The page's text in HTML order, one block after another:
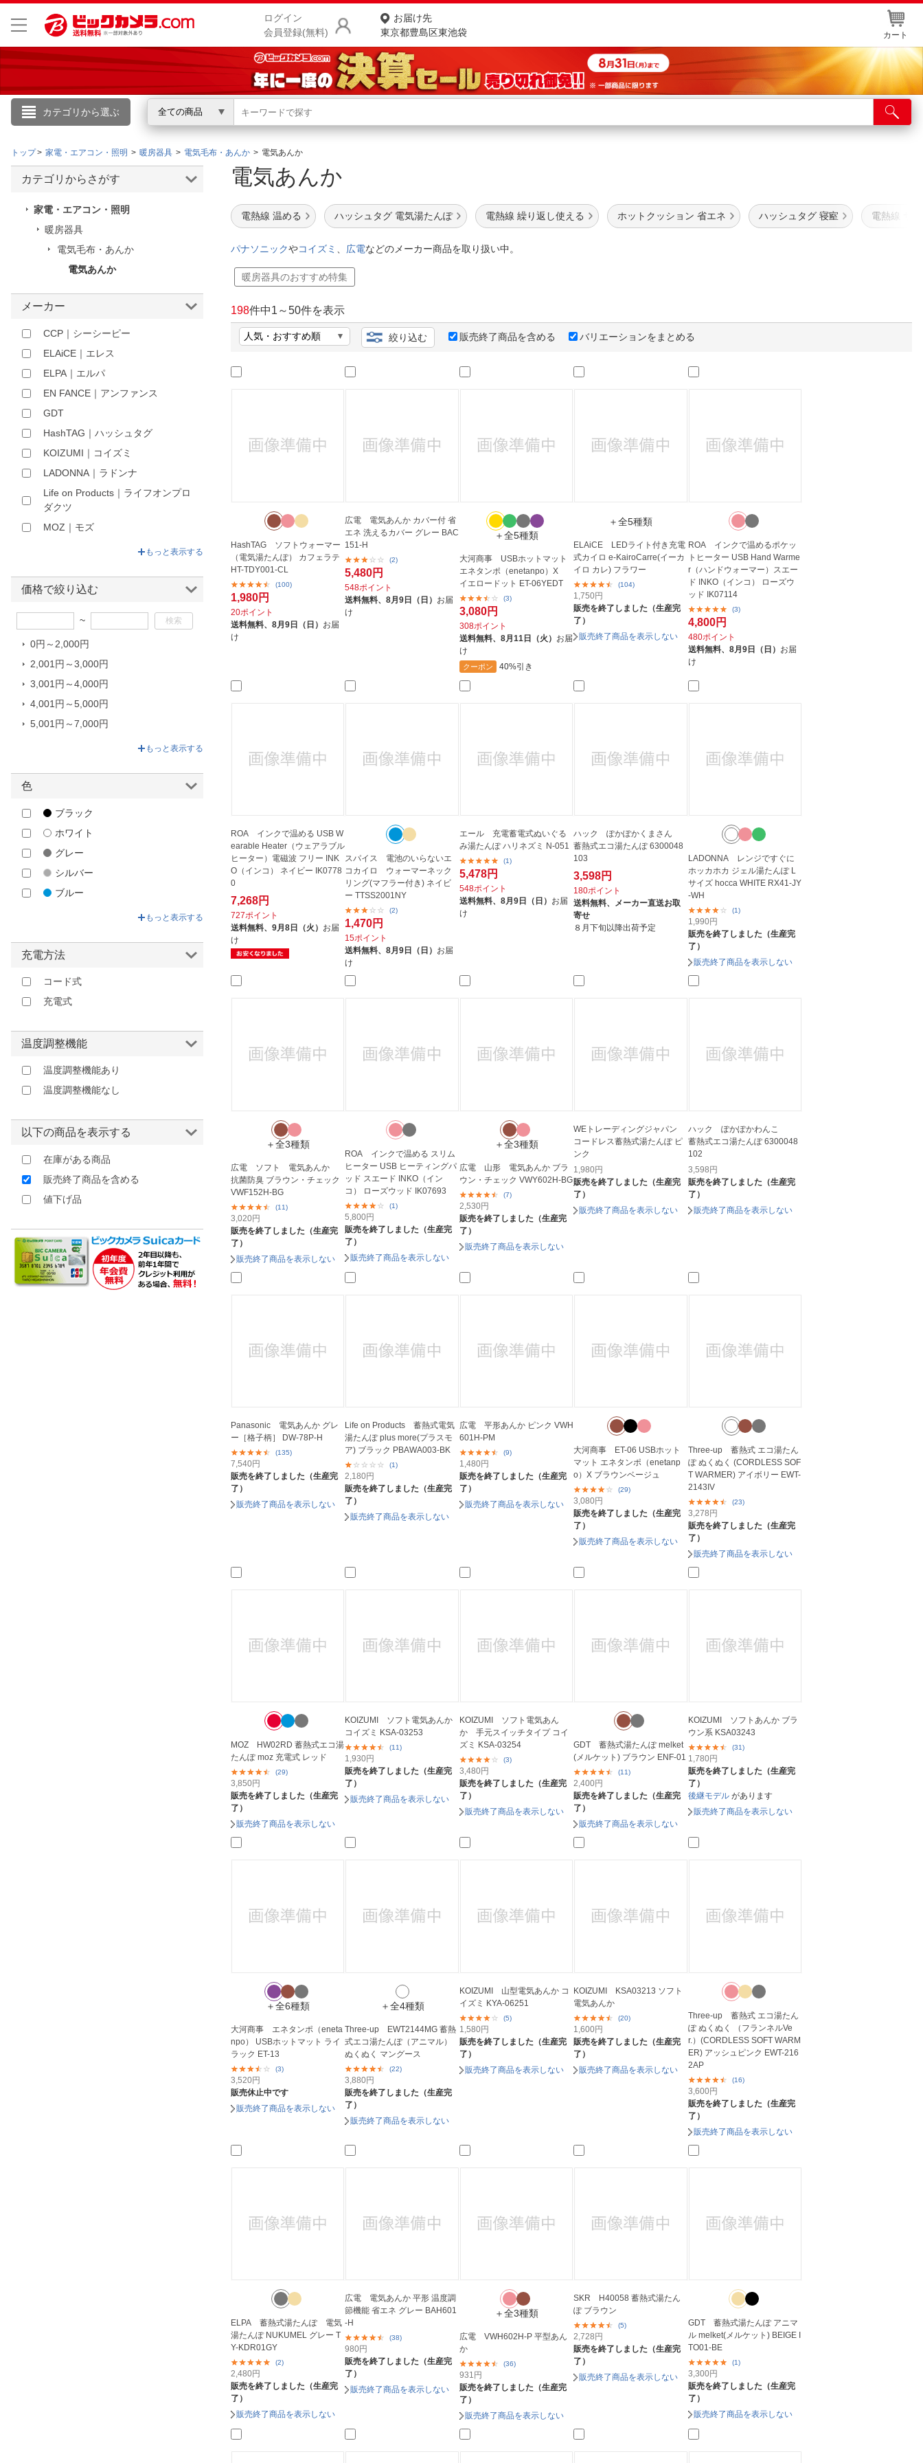
ログイン
会員登録(無料)
お届け先
東京都豊島区東池袋
カート
カテゴリから選ぶ 全ての商品
こんにちは
ログイン
会員メニュー
お買いもの履歴
閲覧履歴
お知らせ
お客様サポート
ご利用規約
店舗情報・店舗一覧
IR情報
トップ 家電・エアコン・照明 暖房器具 電気毛布・あんか 電気あんか
電気あんか
電熱線 温める ハッシュタグ 電気湯たんぽ 電熱線 繰り返し使える ホットクッション 省エネ ハッシュタグ 寝室 電熱線 サ
パナソニックやコイズミ 広電などのメーカー商品を取り扱い中。
暖房器具のおすすめ特集
198件中1 ～50件を表示
絞り込む 販売終了商品を含める バリエーションをまとめる
HashTAG ソフトウォーマー
（電気湯たんぽ） カフェラテ
HT-TDY001-CL
(100)
1,980円
20ポイント
送料無料、 8月9日（日） お届
け
広電 電気あんか カバー付 省
エネ 洗えるカバー グレー BAC
151-H
(2)
5,480円
548ポイント
送料無料、8月9日（日） お届
け
＋全5種類
大河商事 USBホットマット
エネタンポ（enetanpo）X
イエロードット ET-06YEDT
(3)
3,080円
308ポイント
送料無料、 8月11日（火） お届
け
クーポン 40%引き
＋全5種類
ELAiCE LEDライト付き充電
式カイロ e-KairoCarre(イーカ
イロ カレ) フラワー
(104)
1,750円
販売を終了しました（生産完
了）
販売終了商品を表示しない
ROA インクで温めるポケッ
トヒーター USB Hand Warme
r（ハンドウォーマー）スエー
ド INKO（インコ） ローズウ
ッド IK07114
(3)
4,800円
480ポイント
送料無料、 8月9日（日） お届
け
ROA インクで温める USB W
earable Heater（ウェアラブル
ヒーター）電磁波 フリー INK
O（インコ） ネイビー IK0778
0
7,268円
727ポイント
送料無料、 9月8日（火） お届
け
スパイス 電池のいらないエ
コカイロ ウォーマーネック
リング(マフラー付き) ネイビ
ー TTSS2001NY
(2)
1,470円
15ポイント
送料無料、8月9日（日） お届
け
エール 充電蓄電式ぬいぐる
み湯たんぽ ハリネズミ N-051
(1)
5,478円
548ポイント
送料無料、 8月9日（日） お届
け
ハック ぽかぽかくまさん
蓄熱式エコ湯たんぽ 6300048
103
3,598円
180ポイント
送料無料、 メーカー直送お取
寄せ
８月下旬以降出荷予定
LADONNA レンジですぐに
ホッカホカ ジェル湯たんぽ L
サイズ hocca WHITE RX41-JY
-WH
(1)
1,990円
販売を終了しました（生産完
了）
販売終了商品を表示しない
＋全3種類
広電 ソフト 電気あんか
抗菌防臭 ブラウン・チェック
VWF152H-BG
(11)
3,020円
販売を終了しました（生産完
了）
販売終了商品を表示しない
ROA インクで温める スリム
ヒーター USB ヒーティングパ
ッド スエード INKO（イン
コ） ローズウッド IK07693
(1)
5,800円
販売を終了しました（生産完
了）
販売終了商品を表示しない
＋全3種類
広電 山形 電気あんか ブラ
ウン・チェック VWY602H-BG
(7)
2,530円
販売を終了しました（生産完
了）
販売終了商品を表示しない
WEトレーディングジャパン
コードレス蓄熱式湯たんぽ ピ
ンク
1,980円
販売を終了しました（生産完
了）
販売終了商品を表示しない
ハック ぽかぽかわんこ
蓄熱式エコ湯たんぽ 6300048
102
3,598円
販売を終了しました（生産完
了）
販売終了商品を表示しない
Panasonic 電気あんか グレ
ー［格子柄］ DW-78P-H
(135)
7,540円
販売を終了しました（生産完
了）
販売終了商品を表示しない
Life on Products 蓄熱式電気
湯たんぽ plus more(プラスモ
ア) ブラック PBAWA003-BK
(1)
2,180円
販売を終了しました（生産完
了）
販売終了商品を表示しない
広電 平形あんか ピンク VWH
601H-PM
(9)
1,480円
販売を終了しました（生産完
了）
販売終了商品を表示しない
大河商事 ET-06 USBホット
マット エネタンポ（enetanp
o）X ブラウンベージュ
(29)
3,080円
販売を終了しました（生産完
了）
販売終了商品を表示しない
Three-up 蓄熱式 エコ湯たん
ぽ ぬくぬく (CORDLESS SOF
T WARMER) アイボリー EWT-
2143IV
(23)
3,278 円
販売を終了しました（生産完
了）
販売終了商品を表示しない
MOZ HW02RD 蓄熱式エコ湯
たんぽ moz 充電式 レッド
(29)
3,850円
販売を終了しました（生産完
了）
販売終了商品を表示しない
KOIZUMI ソフト電気あんか
コイズミ KSA-03253
(11)
1,930円
販売を終了しました（生産完
了）
販売終了商品を表示しない
KOIZUMI ソフト電気あん
か 手元スイッチタイプ コイ
ズミ KSA-03254
(3)
3,480円
販売を終了しました（生産完
了）
販売終了商品を表示しない
GDT 蓄熱式湯たんぽ melket
(メルケット) ブラウン ENF-01
(11)
2,400円
販売を終了しました（生産完
了）
販売終了商品を表示しない
KOIZUMI ソフトあんか ブラ
ウン系 KSA03243
(31)
1,780円
販売を終了しました（生産完
了）
後継モデルがあります
販売終了商品を表示しない
＋全6種類
大河商事 エネタンポ（eneta
npo） USBホットマット ライ
ラック ET-13
(3)
3,520円
販売休止中です
販売終了商品を表示しない
＋全4種類
Three-up EWT2144MG 蓄熱
式エコ湯たんぽ（アニマル）
ぬくぬく マングース
(22)
3,880円
販売を終了しました（生産完
了）
販売終了商品を表示しない
KOIZUMI 山型電気あんか コ
イズミ KYA-06251
(5)
1,580円
販売を終了しました（生産完
了）
販売終了商品を表示しない
KOIZUMI KSA03213 ソフト
電気あんか
(20)
1,600円
販売を終了しました（生産完
了）
販売終了商品を表示しない
Three-up 蓄熱式 エコ湯たん
ぽ ぬくぬく （フランネルVe
r.）(CORDLESS SOFT WARM
ER) アッシュピンク EWT-216
2AP
(16)
3,600円
販売を終了しました（生産完
了）
販売終了商品を表示しない
ELPA 蓄熱式湯たんぽ 電気
湯たんぽ NUKUMEL グレー T
Y-KDR01GY
(2)
2,480円
販売を終了しました（生産完
了）
販売終了商品を表示しない
広電 電気あんか 平形 温度調
節機能 省エネ グレー BAH601
-H
(38)
980円
販売を終了しました（生産完
了）
販売終了商品を表示しない
＋全3種類
広電 VWH602H-P 平型あん
か
(36)
931 円
販売を終了しました（生産完
了）
販売終了商品を表示しない
SKR H40058 蓄熱式湯たん
ぽ ブラウン
(5)
2,728 円
販売を終了しました（生産完
了）
販売終了商品を表示しない
GDT 蓄熱式湯たんぽ アニマ
ル melket(メルケット) BEIGE I
TO01-BE
(1)
3,300円
販売を終了しました（生産完
了）
販売終了商品を表示しない
カテゴリからさがす
家電・エアコン・照明
暖房器具
電気毛布・あんか
電気あんか
メーカー
CCP｜シーシーピー
ELAiCE｜エレス
ELPA｜エルパ
EN FANCE｜アンファンス
GDT
HashTAG｜ハッシュタグ
KOIZUMI｜コイズミ
LADONNA｜ラドンナ
Life on Products｜ライフオンプロ
ダクツ
MOZ｜モズ
Panasonic｜パナソニック
ROA｜ロア
ンジナビアンフォレスト
SKR｜エスケーアール
Three-up｜スリーアップ
WEトレーディングジャパン｜WE
グローバル・ジャパン｜GLOBAL
ゼピール｜ZEPEAL
ハック｜HAC
ヒロコーポレーション｜HIRO
わがんせ｜Waganse
大河商事｜TAIGASHOJI
山善｜YAMAZEN
もっと表示する
価格で絞り込む
~
0円～2,000円
2,001円～3,000円
3,001円～4,000円
4,001円～5,000円
5,001円～7,000円
もっと表示する
色
ブラック
ホワイト
グレー
シルバー
ブルー
イエロー
パープル
その他
もっと表示する
充電方法
コード式
充電式
温度調整機能
温度調整機能あり
温度調整機能なし
以下の商品を表示する
在庫がある商品
販売終了商品を含める
値下げ品